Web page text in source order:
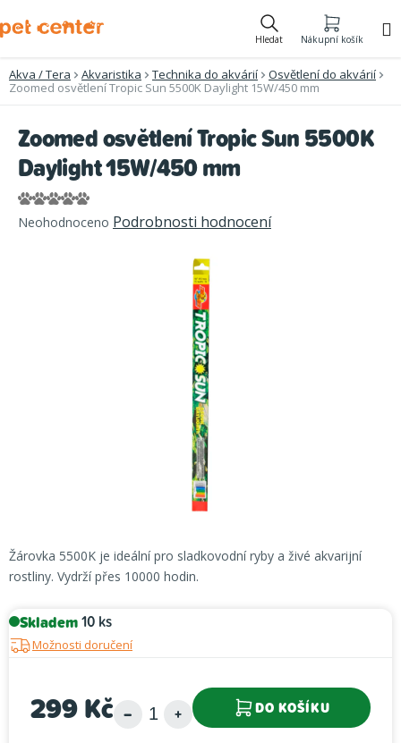
na
Hledat Nákupní košík
Akva / Tera Akvaristika Technika do akvárií
Osvětlení do akvárií
Zoomed osvětlení Tropic Sun 5500K Daylight 15W/450 mm
Žárovka 5500K je ideální pro sladkovodní ryby a živé akvarijní
rostliny. Vydrží přes 10000 hodin.
Skladem10 ks
Možnosti doručení
299 Kč DO KOŠÍKU
Zoomed osvětlení Tropic Sun 5500K
Daylight 15W/450 mm
Průměrné
hodnocení
Neohodnoceno Podrobnosti hodnocení